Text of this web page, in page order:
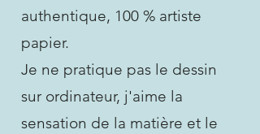
authentique, 100 % artiste
papier.
Je ne pratique pas le dessin
sur ordinateur, j'aime la
sensation de la matière et le